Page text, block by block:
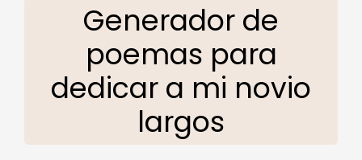
Generador de
poemas para
dedicar a mi novio
largos